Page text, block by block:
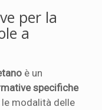
per la
a
è un
specifiche
modalità delle